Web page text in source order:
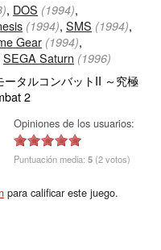
, DOS (1994),
(1994),SMS (1994),
Gear (1994),
SEGA Saturn (1996)
ータルコンバットII ～究極
2
Opiniones de los usuarios:
Puntuación media:5 (2 votos)
para calificar este juego.